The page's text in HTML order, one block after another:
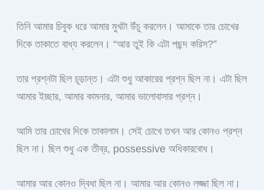
তিনি আমার চিবুক ধরে আমার মুখটা উঁচু করলেন। আমাকে তার চোখের
দিকে তাকাতে বাধ্য করলেন। “আর তুই কি এটা পছন্দ করিস?”
তার প্রশ্নটা ছিল চূড়ান্ত। এটা শুধু আকারের প্রশ্ন ছিল না। এটা ছিল
আমার ইচ্ছার, আমার কামনার, আমার ভালোবাসার প্রশ্ন।
আমি তার চোখের দিকে তাকালাম। সেই চোখে তখন আর কোনও প্রশ্ন
ছিল না। ছিল শুধু এক তীব্র, possessive অধিকারবোধ।
আমার আর কোনও দ্বিধা ছিল না। আমার আর কোনও লজ্জা ছিল না।